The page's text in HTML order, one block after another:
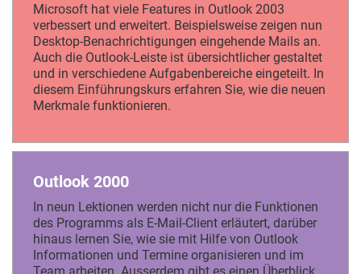
Microsoft hat viele Features in Outlook 2003
verbessert und erweitert. Beispielsweise zeigen nun
Desktop-Benachrichtigungen eingehende Mails an.
Auch die Outlook-Leiste ist übersichtlicher gestaltet
und in verschiedene Aufgabenbereiche eingeteilt. In
diesem Einführungskurs erfahren Sie, wie die neuen
Merkmale funktionieren.
Outlook 2000
In neun Lektionen werden nicht nur die Funktionen
des Programms als E-Mail-Client erläutert, darüber
hinaus lernen Sie, wie sie mit Hilfe von Outlook
Informationen und Termine organisieren und im
Team arbeiten. Ausserdem gibt es einen Überblick